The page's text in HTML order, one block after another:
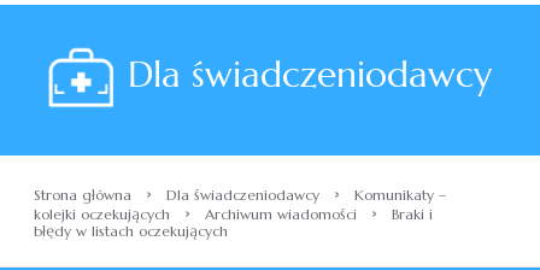
Dla świadczeniodawcy
Strona główna › Dla świadczeniodawcy ›
Komunikaty –
kolejki oczekujących
› Archiwum wiadomości ›
Braki i
błędy w listach oczekujących